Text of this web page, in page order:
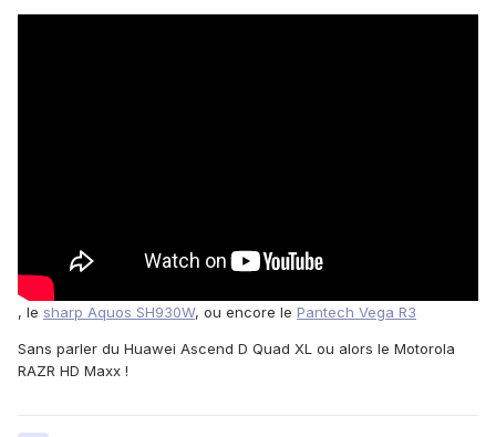
, le sharp Aquos SH930W, ou encore le Pantech Vega R3
Sans parler du Huawei Ascend D Quad XL ou alors le Motorola
RAZR HD Maxx !